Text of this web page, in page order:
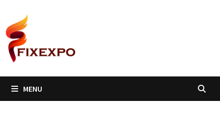
content
MENU